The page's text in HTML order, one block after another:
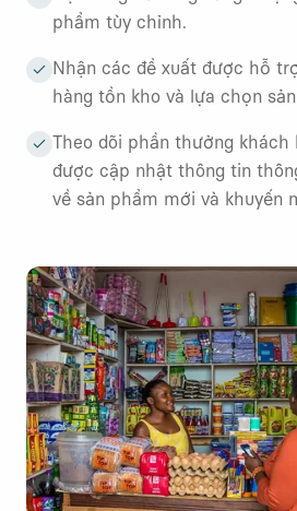
phẩm tùy chỉnh.
Nhận các đề xuất được hỗ
hàng tồn kho và lựa chọn
Theo dõi phần thưởng khách
được cập nhật thông tin
về sản phẩm mới và khuyến